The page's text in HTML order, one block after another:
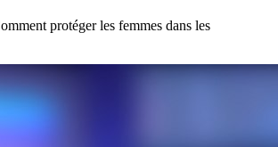
protéger les femmes dans les